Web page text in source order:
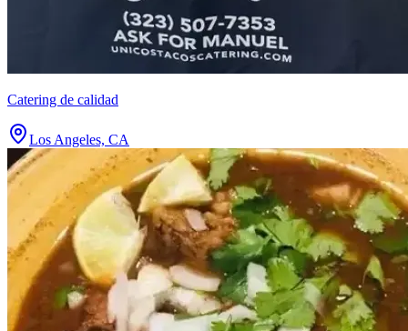
Catering de calidad
Los Angeles, CA